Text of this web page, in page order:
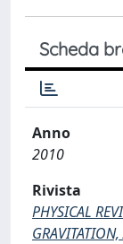
Scheda
Anno
2010
Rivista
PHYSICAL